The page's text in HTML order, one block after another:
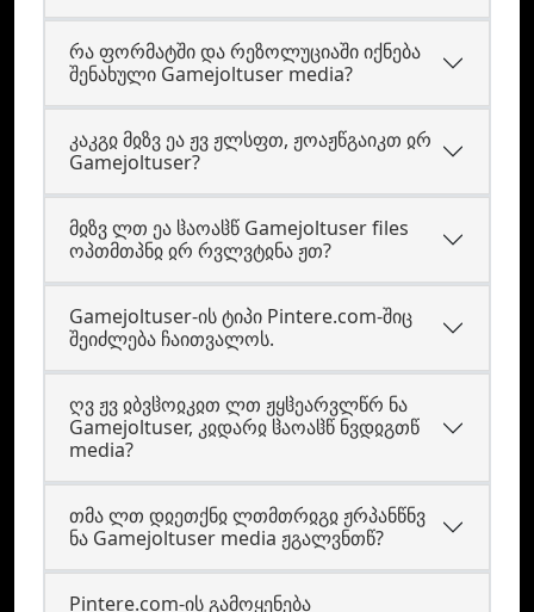
რა ფორმატში და რეზოლუციაში იქნება
შენახული Gamejoltuser media?
კაკგჲ მჲზვ ეა ჟვ ჟლსფთ, ჟოაჟწგაიკთ ჲრ
Gamejoltuser?
მჲზვ ლთ ეა ჱაოაჱწ Gamejoltuser files
ოპთმთპნჲ ჲრ რვლვტჲნა ჟთ?
Gamejoltuser-ის ტიპი Pintere.com-შიც
შეიძლება ჩაითვალოს.
ღვ ჟვ ჲბვჱოჲკჲთ ლთ ჟყჱეარვლწრ ნა
Gamejoltuser, კჲდარჲ ჱაოაჱწ ნვდჲგთწ
media?
თმა ლთ დჲეთქნჲ ლთმთრჲგჲ ჟრპანწნვ
ნა Gamejoltuser media ჟგალვნთწ?
Pintere.com-ის გამოყენება